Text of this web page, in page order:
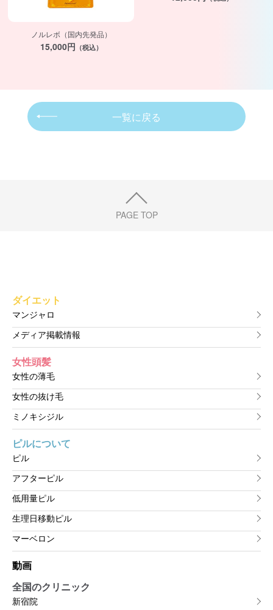
ノルレボ（国内先発品）
15,000円 （税込）
一覧に戻る
PAGE TOP
ダイエット
マンジャロ
メディア掲載情報
女性頭髪
女性の薄毛
女性の抜け毛
ミノキシジル
ピルについて
ピル
アフターピル
低用量ピル
生理日移動ピル
マーベロン
動画
全国のクリニック
新宿院